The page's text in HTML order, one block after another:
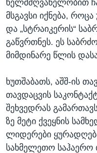
ხელმძღვანელობით
მსგავსი იქნება,
და „სტრაიკერის“
გაწვრთნეს. ეს
მიმდინარე წლის
ხუთშაბათს, აშშ-ის
თავდაცვის
შეხვედრას
ზე მეტი ქვეყნის
ლიდერები
სახმელეთო